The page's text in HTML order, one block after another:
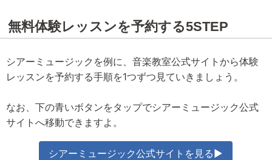
無料体験レッスンを予約する5STEP
シアーミュージックを例に、音楽教室公式サイトから体験
レッスンを予約する手順を1つずつ見ていきましょう。
なお、下の青いボタンをタップでシアーミュージック公式
サイトへ移動できますよ。
シアーミュージック公式サイトを見る▶